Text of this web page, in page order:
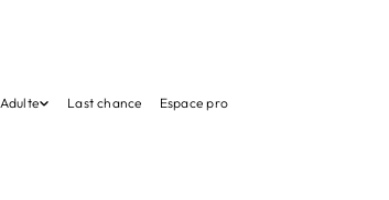
Adulte Last chance Espace pro